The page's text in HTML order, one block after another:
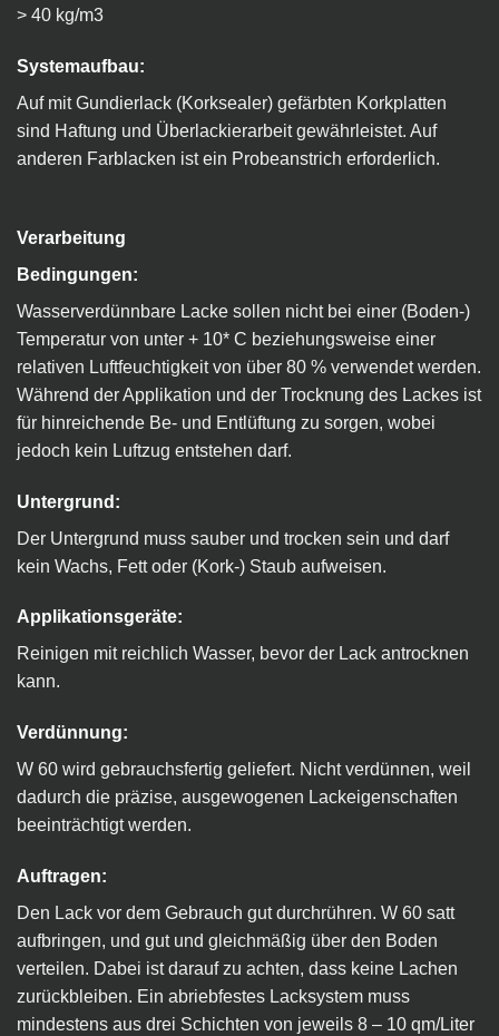
> 40 kg/m3
Systemaufbau:
Auf mit Gundierlack (Korksealer) gefärbten Korkplatten
sind Haftung und Überlackierarbeit gewährleistet. Auf
anderen Farblacken ist ein Probeanstrich erforderlich.
Verarbeitung
Bedingungen:
Wasserverdünnbare Lacke sollen nicht bei einer (Boden-)
Temperatur von unter + 10* C beziehungsweise einer
relativen Luftfeuchtigkeit von über 80 % verwendet werden.
Während der Applikation und der Trocknung des Lackes ist
für hinreichende Be- und Entlüftung zu sorgen, wobei
jedoch kein Luftzug entstehen darf.
Untergrund:
Der Untergrund muss sauber und trocken sein und darf
kein Wachs, Fett oder (Kork-) Staub aufweisen.
Applikationsgeräte:
Reinigen mit reichlich Wasser, bevor der Lack antrocknen
kann.
Verdünnung:
W 60 wird gebrauchsfertig geliefert. Nicht verdünnen, weil
dadurch die präzise, ausgewogenen Lackeigenschaften
beeinträchtigt werden.
Auftragen:
Den Lack vor dem Gebrauch gut durchrühren. W 60 satt
aufbringen, und gut und gleichmäßig über den Boden
verteilen. Dabei ist darauf zu achten, dass keine Lachen
zurückbleiben. Ein abriebfestes Lacksystem muss
mindestens aus drei Schichten von jeweils 8 – 10 qm/Liter